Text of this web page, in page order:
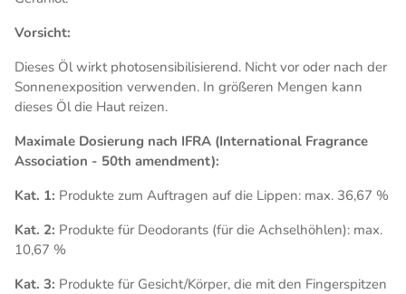
Vorsicht:
Dieses Öl wirkt photosensibilisierend. Nicht vor oder nach der
Sonnenexposition verwenden. In größeren Mengen kann
dieses Öl die Haut reizen.
Maximale Dosierung nach IFRA (International Fragrance
Association - 50th amendment):
Kat. 1: Produkte zum Auftragen auf die Lippen: max. 36,67 %
Kat. 2: Produkte für Deodorants (für die Achselhöhlen): max.
10,67 %
Kat. 3: Produkte für Gesicht/Körper, die mit den Fingerspitzen